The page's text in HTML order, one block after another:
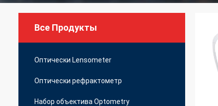
Все Продукты
Оптически Lensometer
Оптически рефрактометр
Набор объектива Optometry